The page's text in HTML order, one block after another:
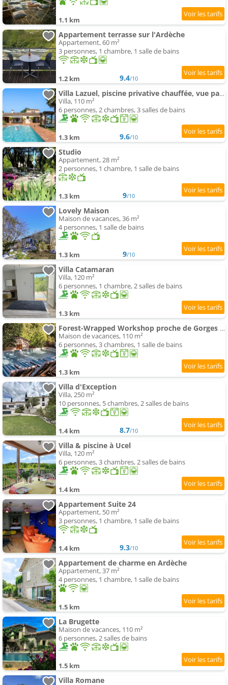
1.1 km
Appartement terrasse sur l'Ardèche
Appartement, 60 m²
3 personnes, 1 chambre, 1 salle de bains
1.2 km 9.4/10
Villa Lazuel, piscine privative chauffée, vue panoramique et jardin clos
Villa, 110 m²
6 personnes, 2 chambres, 3 salles de bains
1.3 km 9.6/10
Studio
Appartement, 28 m²
2 personnes, 1 chambre, 1 salle de bains
1.3 km 9/10
Lovely Maison
Maison de vacances, 36 m²
4 personnes, 1 salle de bains
1.3 km 9/10
Villa Catamaran
Villa, 120 m²
6 personnes, 1 chambre, 2 salles de bains
1.3 km
Forest-Wrapped Workshop proche de Gorges De L'ardèche
Maison de vacances, 110 m²
6 personnes, 3 chambres, 1 salle de bains
1.3 km
Villa d'Exception
Villa, 250 m²
10 personnes, 5 chambres, 2 salles de bains
1.4 km 8.7/10
Villa & piscine à Ucel
Villa, 120 m²
6 personnes, 3 chambres, 2 salles de bains
1.4 km
Appartement Suite 24
Appartement, 50 m²
3 personnes, 1 chambre, 1 salle de bains
1.4 km 9.3/10
Appartement de charme en Ardèche
Appartement, 37 m²
4 personnes, 1 chambre, 1 salle de bains
1.5 km
La Brugette
Maison de vacances, 110 m²
6 personnes, 2 salles de bains
1.5 km
Villa Romane